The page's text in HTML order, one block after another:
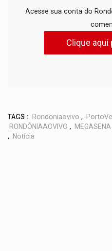
Acesse sua conta do
Clique aqui
TAGS : Rondoniaovivo ,
RONDÔNIAAOVIVO , MEGASENA
,
Notícia